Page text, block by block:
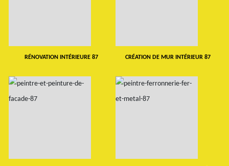
RÉNOVATION INTÉRIEURE 87 CRÉATION DE MUR INTÉRIEUR 87